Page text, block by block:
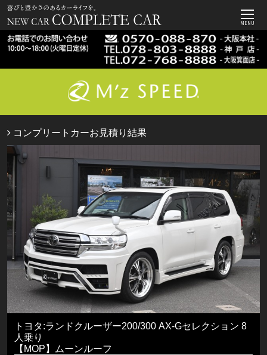
MENU
コンプリートカーお見積り結果
トヨタ:ランドクルーザー200/300 AX-Gセレクション 8
人乗り
【MOP】ムーンルーフ